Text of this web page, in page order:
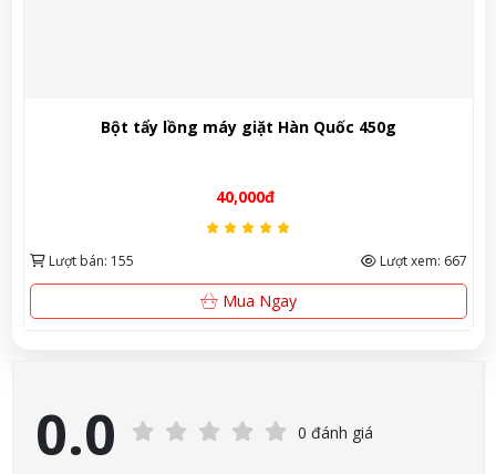
Bột tẩy lồng máy giặt Hàn Quốc 450g
40,000đ
Lượt bán: 155 Lượt xem: 667
Mua Ngay
0.0 0 đánh giá